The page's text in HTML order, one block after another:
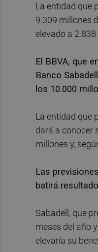
La entidad que
9.309 millones
elevado a
El BBVA, que
Banco
los 10.000
La entidad que
dará a conocer
millones y,
Las
batirá
Sabadell, que
meses del año
elevaría su